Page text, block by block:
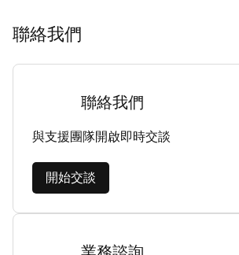
聯絡我們
聯絡我們
與支援團隊開啟即時交談
開始交談